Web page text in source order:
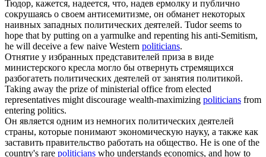
Тюдор, кажется, надеется, что, надев ермолку и публично
сокрушаясь о своем антисемитизме, он обманет некоторых
наивных западных политических деятелей. Tudor seems to
hope that by putting on a yarmulke and repenting his anti-Semitism,
he will deceive a few naive Western politicians.
Отнятие у избранных представителей приза в виде
министерского кресла могло бы отвернуть стремящихся
разбогатеть политических деятелей от занятия политикой.
Taking away the prize of ministerial office from elected
representatives might discourage wealth-maximizing politicians from
entering politics.
Он является одним из немногих политических деятелей
страны, которые понимают экономическую науку, а также как
заставить правительство работать на общество. He is one of the
country's rare politicians who understands economics, and how to